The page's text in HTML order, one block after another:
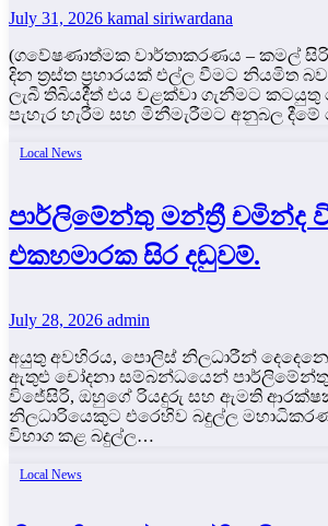
July 31, 2026 kamal siriwardana
(ගවේෂණාත්මක වාර්තාකරණය – කමල්
දින ත්‍රස්ත ප්‍රහාරයක් එල්ල වීමට නියමිත
ලැබී තිබියදීත් එය වළක්වා ගැනීමට කටයුතු
පැහැර හැරීම සහ මිනීමැරීමට අනුබල
Local News
පාර්ලිමේන්තු මන්ත්‍රී චමින්ද
එකහමාරක සිර දඬුවම්.
July 28, 2026 admin
අයුතු අවහිරය, පොලිස් නිලධාරීන්
ඇතුළු චෝදනා සම්බන්ධයෙන් පාර්ලිමේන්තු
විජේසිරි, ඔහුගේ රියදුරු සහ ඇමති
නිලධාරියෙකුට එරෙහිව බදුල්ල
විභාග කළ බදුල්ල…
Local News